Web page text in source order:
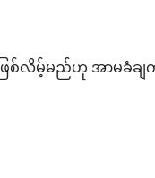
သင်ဖြစ်လိမ့်မည်ဟု အာမ